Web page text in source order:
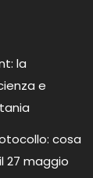
la
e
cosa
27 maggio